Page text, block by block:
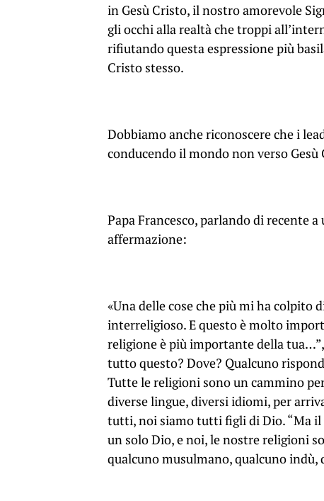
in Gesù Cristo, il nostro amorevole
gli occhi alla realtà che troppi
rifiutando questa espressione più
Cristo stesso.
Dobbiamo anche riconoscere che i
conducendo il mondo non verso
Papa Francesco, parlando di recente
affermazione:
«Una delle cose che più mi ha colpito
interreligioso. E questo è molto
religione è più importante della
tutto questo? Dove? Qualcuno
Tutte le religioni sono un cammino
diverse lingue, diversi idiomi, per
tutti, noi siamo tutti figli di Dio. “Ma il
un solo Dio, e noi, le nostre religioni
qualcuno musulmano, qualcuno